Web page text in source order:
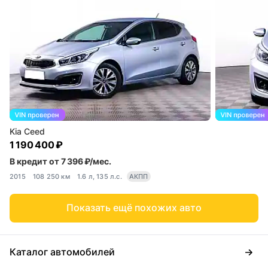
Kia Ceed
1 190 400 ₽
В кредит от 7 396 ₽/мес.
2015 108 250 км 1.6 л, 135 л.с. АКПП
Показать ещё похожих авто
Каталог автомобилей